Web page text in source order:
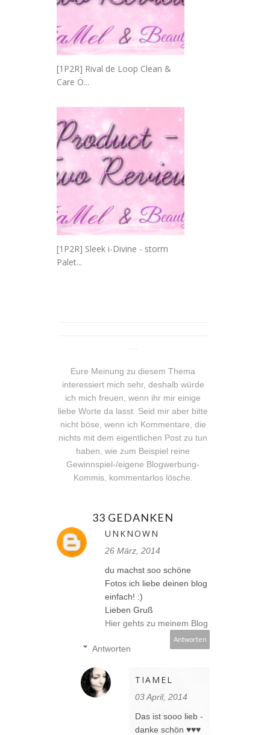
[1P2R] Rival de Loop Clean &
Care Ö...
[1P2R] Sleek i-Divine - storm
Palet...
Eure Meinung zu diesem Thema
interessiert mich sehr, deshalb würde
ich mich freuen, wenn ihr mir einige
liebe Worte da lasst. Seid mir aber bitte
nicht böse, wenn ich Kommentare, die
nichts mit dem eigentlichen Post zu tun
haben, wie zum Beispiel reine
Gewinnspiel-/eigene Blogwerbung-
Kommis, kommentarlos lösche.
33 GEDANKEN
UNKNOWN
26 März, 2014
du machst soo schöne
Fotos ich liebe deinen blog
einfach! :)
Lieben Gruß
Hier gehts zu meinem Blog
Antworten
Antworten
TIAMEL
03 April, 2014
Das ist sooo lieb -
danke schön ♥♥♥